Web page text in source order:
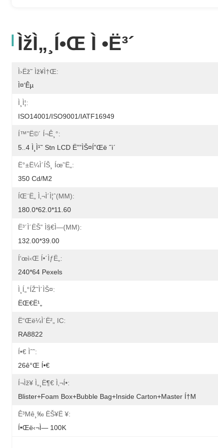
Ìžì„¸í•œ Ì •ë³´
Ì›ëž˜ Ìž¥ì†Œ:
Ì¤‘êµ­
Ì¸ì¦:
ISO14001/ISO9001/IATF16949
Í™”ë©´ Í¬ê¸°:
5..4 Ì¸ì¹˜ Stn LCD Ë””ìŠ¤í”Œë ˆì´
Ë°±ë¼ì´íŠ¸ Íœ˜ë„:
350 Cd/m2
ÍŒ¨ë„ Ì‚¬ì´ì¦ˆ(MM):
180.0*62.0*11.60
Ë³´ì´ëŠ” Ì§€ì—­(MM):
132.00*39.00
Í‘œì‹œ Í•´ìƒë„:
240*64 Pexels
Ì¸í„°íŽ˜ì´ìŠ¤:
ËŒ€ë¹„
Ë“œë¼ì´ë²„ IC:
RA8822
Í•€ Ìˆ˜:
26ê°œ Í•€
Í¬ìž¥ Ì„¸ë¶€ Ì‚¬í•­:
Blister+foam Box+bubble Bag+inside Carton+master Í†µ
Ê³µê¸‰ ËŠ¥ë ¥:
Í•œë‹¬ì— 100K